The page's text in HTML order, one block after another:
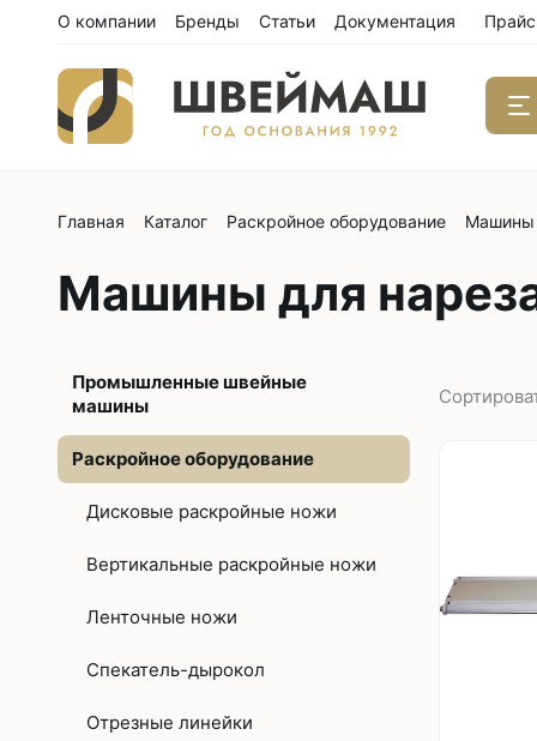
О компании Бренды Статьи Документация Прайс
С
С
С
Главная Каталог Раскройное оборудование Машины
Машины для
Промышленные швейные
машины
Раскройное оборудование
Дисковые раскройные ножи
Вертикальные раскройные ножи
Ленточные ножи
Спекатель-дырокол
Отрезные линейки